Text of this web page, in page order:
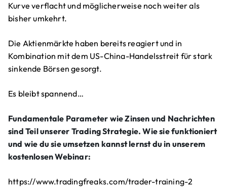
Kurve verflacht und möglicherweise noch weiter als
bisher umkehrt.
Die Aktienmärkte haben bereits reagiert und in
Kombination mit dem US-China-Handelsstreit für stark
sinkende Börsen gesorgt.
Es bleibt spannend…
Fundamentale Parameter wie Zinsen und Nachrichten
sind Teil unserer Trading Strategie. Wie sie funktioniert
und wie du sie umsetzen kannst lernst du in unserem
kostenlosen Webinar:
https://www.tradingfreaks.com/trader-training-2